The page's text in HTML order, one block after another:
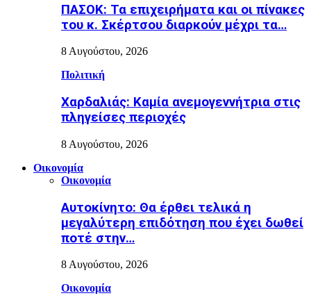
ΠΑΣΟΚ: Τα επιχειρήματα και οι πίνακες
του κ. Σκέρτσου διαρκούν μέχρι τα…
8 Αυγούστου, 2026
Πολιτική
Χαρδαλιάς: Καμία ανεμογεννήτρια στις
πληγείσες περιοχές
8 Αυγούστου, 2026
Οικονομία
Οικονομία
Αυτοκίνητο: Θα έρθει τελικά η
μεγαλύτερη επιδότηση που έχει δωθεί
ποτέ στην…
8 Αυγούστου, 2026
Οικονομία